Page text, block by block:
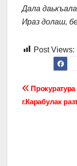
Дала
Ираз долаш,
Post Views:
по
Прокуратура
г.Карабулак